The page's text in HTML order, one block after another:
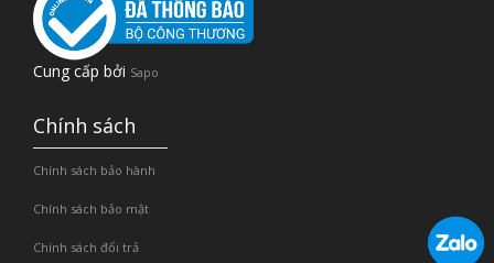
Cung cấp bởi Sapo
Chính sách
Chính sách bảo hành
Chính sách bảo mật
Chính sách đổi trả